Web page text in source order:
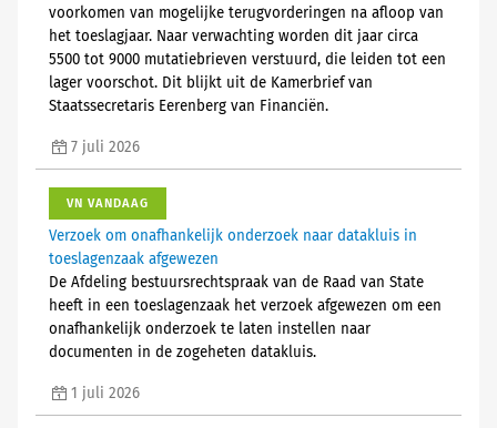
voorkomen van mogelijke terugvorderingen na afloop van
het toeslagjaar. Naar verwachting worden dit jaar circa
5500 tot 9000 mutatiebrieven verstuurd, die leiden tot een
lager voorschot. Dit blijkt uit de Kamerbrief van
Staatssecretaris Eerenberg van Financiën.
7 juli 2026
VN VANDAAG
Verzoek om onafhankelijk onderzoek naar datakluis in
toeslagenzaak afgewezen
De Afdeling bestuursrechtspraak van de Raad van State
heeft in een toeslagenzaak het verzoek afgewezen om een
onafhankelijk onderzoek te laten instellen naar
documenten in de zogeheten datakluis.
1 juli 2026